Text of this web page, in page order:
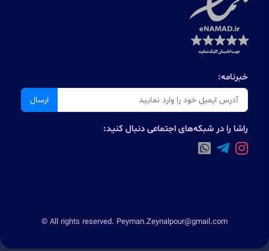
خبرنامه:
ارسال
راشا را در شبکه‌های اجتماعی دنبال کنید:
© All rights reserved. Peyman.Zeynalpour@gmail.com